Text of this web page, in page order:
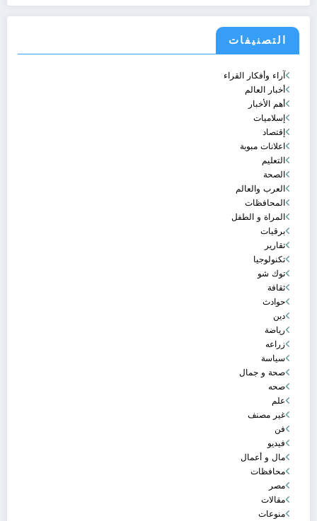
التصنيفات
آراء وأفكار القراء
أخبار العالم
أهم الأخبار
إسلاميات
إقتصاد
اعلانات مبوبة
التعليم
الصحة
العرب والعالم
المحافظات
المراة و الطفل
برقيات
تقارير
تكنولوجيا
توك شو
ثقافة
حوادث
دين
رياضة
زراعه
سياسة
صحة و جمال
صحه
علم
غير مصنف
فن
فيديو
مال و أعمال
محافظات
مصر
مقالات
منوعات